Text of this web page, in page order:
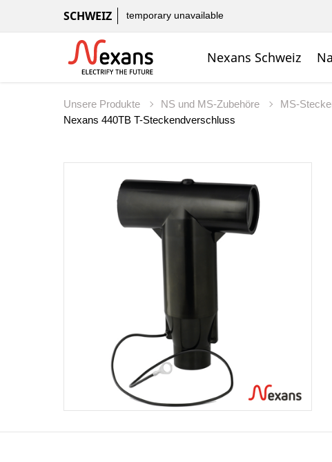
SCHWEIZ temporary unavailable
Nexans Schweiz
Unsere Produkte NS und MS-Zubehöre MS-
Nexans 440TB T-Steckendverschluss